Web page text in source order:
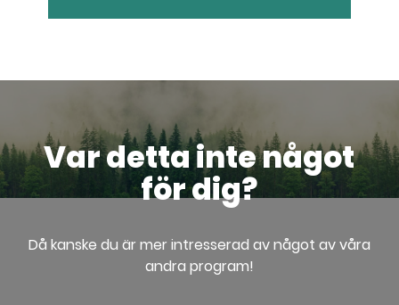
Var detta inte något
för dig?
Då kanske du är mer intresserad av något av våra
andra program!